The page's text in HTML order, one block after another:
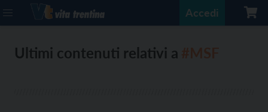
Accedi
Ultimi contenuti relativi a